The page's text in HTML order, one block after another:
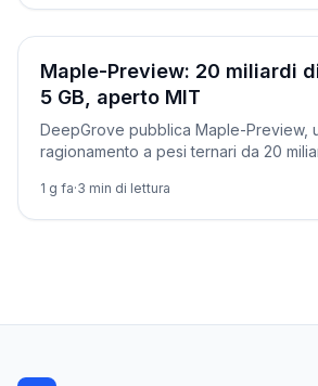
Novità
Maple-Preview: 20 miliardi
5 GB, aperto MIT
DeepGrove pubblica Maple-Preview,
ragionamento a pesi ternari da 20
1 g fa·3 min di lettura